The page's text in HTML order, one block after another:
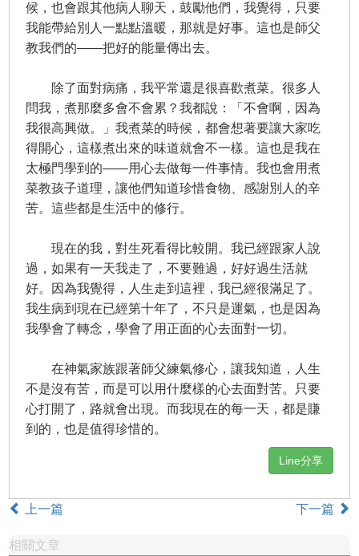
候，也會跟其他病人聊天，鼓勵他們，我覺得，只要
我能帶給別人一點點溫暖，那就是好事。這也是師父
教我們的——把好的能量傳出去。
除了面對病痛，我平常還是很喜歡煮菜。很多人
問我，煮那麼多會不會累？我都說：「不會啊，因為
我很高興做。」我煮菜的時候，都會想著要讓大家吃
得開心，這樣煮出來的味道就會不一樣。這也是我在
太極門學到的——用心去做每一件事情。我也會用煮
菜教孩子道理，讓他們知道珍惜食物、感謝別人的辛
苦。這些都是生活中的修行。
現在的我，對生死看得比較開。我已經跟家人說
過，如果有一天我走了，不要難過，好好過生活就
好。因為我覺得，人生走到這裡，我已經很滿足了。
我生病到現在已經第十年了，不只是運氣，也是因為
我學會了轉念，學會了用正面的心去面對一切。
在神氣家族跟著師父練氣修心，讓我知道，人生
不是沒有苦，而是可以用什麼樣的心去面對苦。只要
心打開了，路就會出現。而我現在的每一天，都是賺
到的，也是值得珍惜的。
Line分享
上一篇 下一篇
相關文章